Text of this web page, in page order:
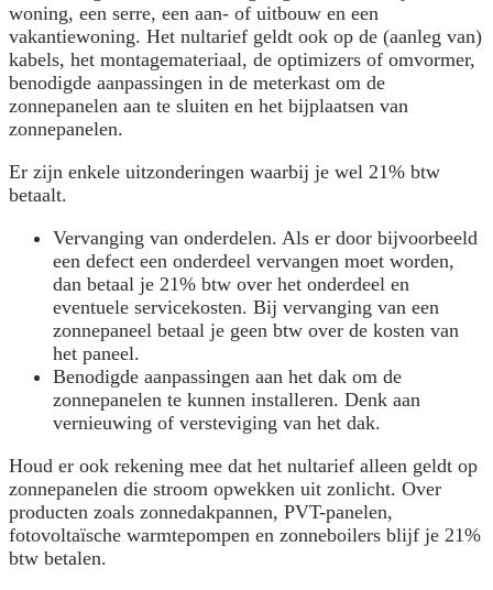
woning, een serre, een aan- of uitbouw en een
vakantiewoning. Het nultarief geldt ook op de (aanleg van)
kabels, het montagemateriaal, de optimizers of omvormer,
benodigde aanpassingen in de meterkast om de
zonnepanelen aan te sluiten en het bijplaatsen van
zonnepanelen.
Er zijn enkele uitzonderingen waarbij je wel 21% btw
betaalt.
Vervanging van onderdelen. Als er door bijvoorbeeld
een defect een onderdeel vervangen moet worden,
dan betaal je 21% btw over het onderdeel en
eventuele servicekosten. Bij vervanging van een
zonnepaneel betaal je geen btw over de kosten van
het paneel.
Benodigde aanpassingen aan het dak om de
zonnepanelen te kunnen installeren. Denk aan
vernieuwing of versteviging van het dak.
Houd er ook rekening mee dat het nultarief alleen geldt op
zonnepanelen die stroom opwekken uit zonlicht. Over
producten zoals zonnedakpannen, PVT-panelen,
fotovoltaïsche warmtepompen en zonneboilers blijf je 21%
btw betalen.